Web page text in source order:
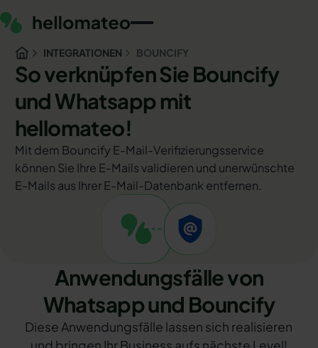
INTEGRATIONEN BOUNCIFY
So verknüpfen Sie Bouncify
und Whatsapp mit
hellomateo!
Mit dem Bouncify E-Mail-Verifizierungsservice
können Sie Ihre E-Mails validieren und unerwünschte
E-Mails aus Ihrer E-Mail-Datenbank entfernen.
Anwendungsfälle von
Whatsapp und Bouncify
Diese Anwendungsfälle lassen sich realisieren